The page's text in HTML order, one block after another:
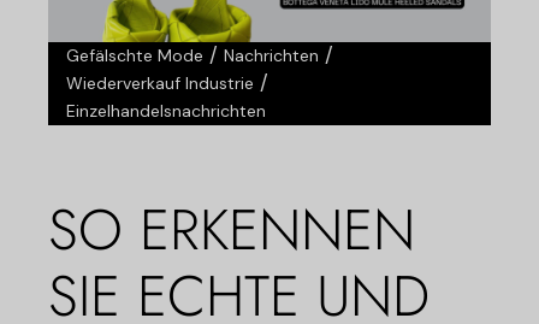
Gefälschte Mode /Nachrichten /
Wiederverkauf Industrie /
Einzelhandelsnachrichten
SO ERKENNEN
SIE ECHTE UND